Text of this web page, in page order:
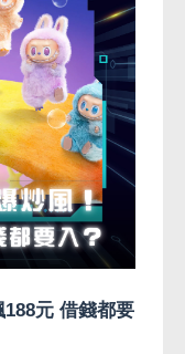
元 借錢都要